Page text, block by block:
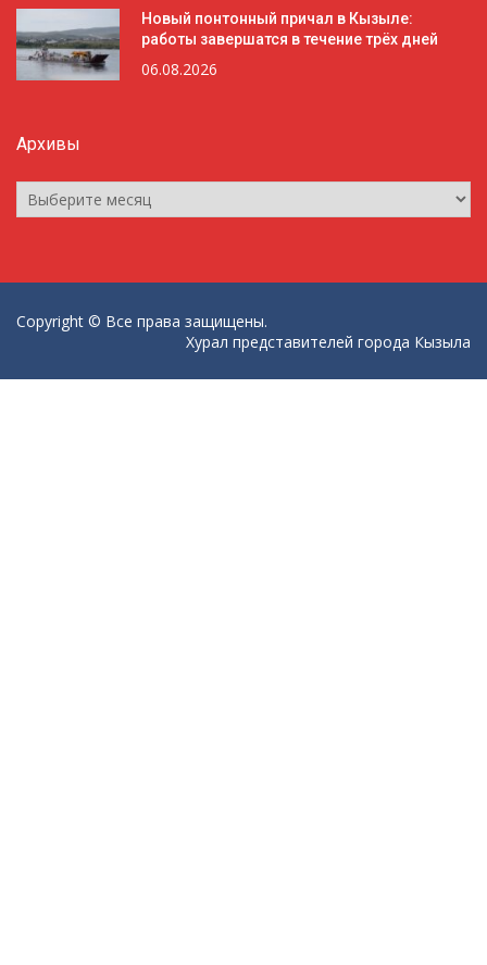
Новый понтонный причал в Кызыле:
работы завершатся в течение трёх дней
06.08.2026
Архивы
Архивы
Copyright © Все права защищены.
Хурал представителей города Кызыла